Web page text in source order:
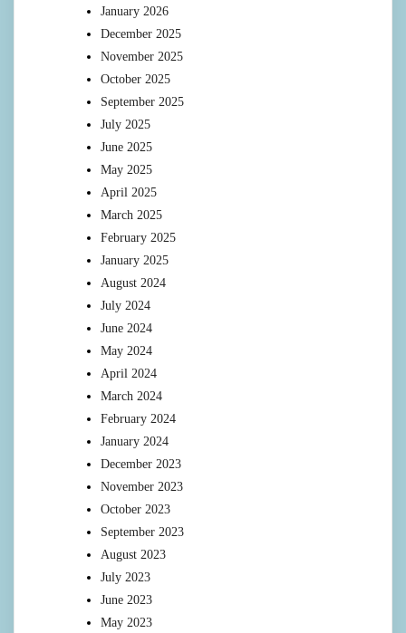
January 2026
December 2025
November 2025
October 2025
September 2025
July 2025
June 2025
May 2025
April 2025
March 2025
February 2025
January 2025
August 2024
July 2024
June 2024
May 2024
April 2024
March 2024
February 2024
January 2024
December 2023
November 2023
October 2023
September 2023
August 2023
July 2023
June 2023
May 2023